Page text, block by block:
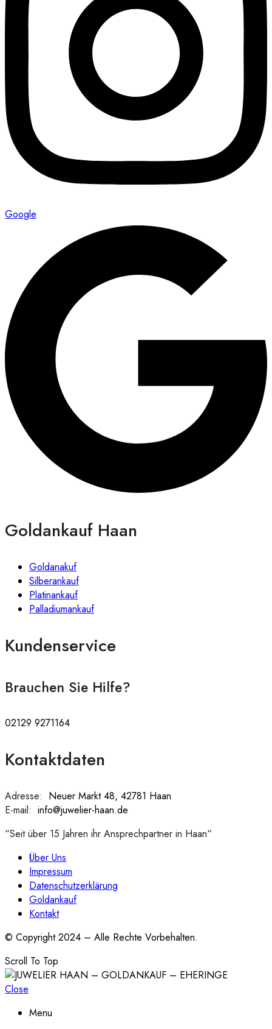
Google
Goldankauf Haan
Goldanakuf
Silberankauf
Platinankauf
Palladiumankauf
Kundenservice
Brauchen Sie Hilfe?
02129 9271164
Kontaktdaten
Adresse: Neuer Markt 48, 42781 Haan
E-mail: info@juwelier-haan.de
“Seit über 15 Jahren ihr Ansprechpartner in Haan“
Über Uns
Impressum
Datenschutzerklärung
Goldankauf
Kontakt
© Copyright 2024 – Alle Rechte Vorbehalten.
Scroll To Top
Close
Menu